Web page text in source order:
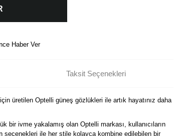
Haber Ver
Taksit Seçenekleri
üretilen Optelli güneş gözlükleri ile artık hayatınız daha
bir ivme yakalamış olan Optelli markası, kullanıcıların
seçenekleri ile her stile kolayca kombine edilebilen bir